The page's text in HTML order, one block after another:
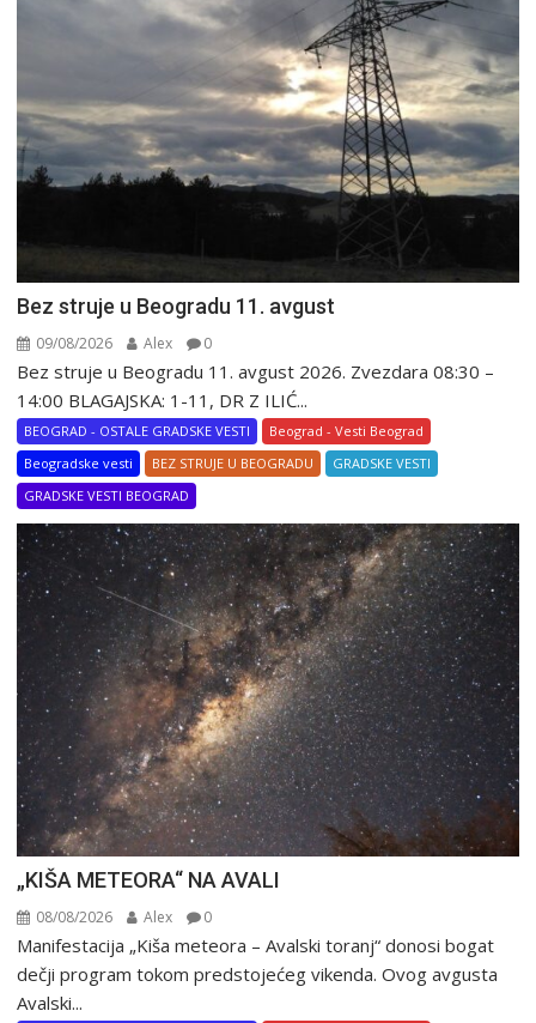
Bez struje u Beogradu 11. avgust
09/08/2026 Alex 0
Bez struje u Beogradu 11. avgust 2026. Zvezdara 08:30 –
14:00 BLAGAJSKA: 1-11, DR Z ILIĆ...
BEOGRAD - OSTALE GRADSKE VESTI
Beograd - Vesti Beograd
Beogradske vesti
BEZ STRUJE U BEOGRADU
GRADSKE VESTI
GRADSKE VESTI BEOGRAD
„KIŠA METEORA“ NA AVALI
08/08/2026 Alex 0
Manifestacija „Kiša meteora – Avalski toranj“ donosi bogat
dečji program tokom predstojećeg vikenda. Ovog avgusta
Avalski...